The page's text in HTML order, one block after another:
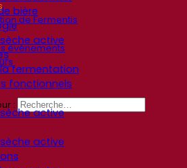
de Fermentis
événements
:
bière
active
fermentation
fonctionnels
active
active